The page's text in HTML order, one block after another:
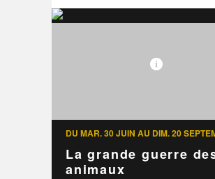
DU MAR. 30 JUIN AU DIM. 20
La grande guerre
animaux